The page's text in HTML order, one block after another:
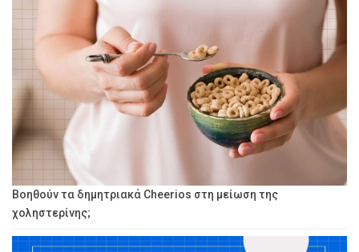
Βοηθούν τα δημητριακά Cheerios στη μείωση της
χοληστερίνης;